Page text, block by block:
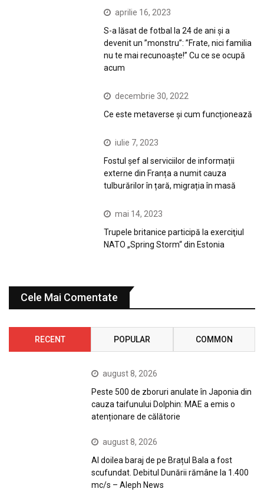
aprilie 16, 2023
S-a lăsat de fotbal la 24 de ani și a
devenit un ”monstru”: ”Frate, nici familia
nu te mai recunoaște!” Cu ce se ocupă
acum
decembrie 30, 2022
Ce este metaverse și cum funcționează
iulie 7, 2023
Fostul șef al serviciilor de informații
externe din Franța a numit cauza
tulburărilor în țară, migrația în masă
mai 14, 2023
Trupele britanice participă la exerciţiul
NATO „Spring Storm“ din Estonia
Cele Mai Comentate
RECENT POPULAR COMMON
august 8, 2026
Peste 500 de zboruri anulate în Japonia din
cauza taifunului Dolphin: MAE a emis o
atenționare de călătorie
august 8, 2026
Al doilea baraj de pe Brațul Bala a fost
scufundat. Debitul Dunării rămâne la 1.400
mc/s – Aleph News